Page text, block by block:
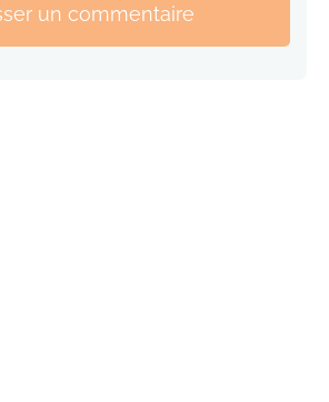
un commentaire